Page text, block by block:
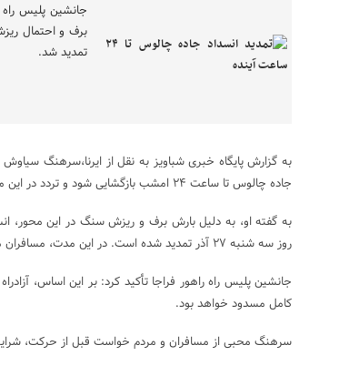
جانشین پلیس راه
تمدید شد.
به گزارش پایگاه خبری شباویز به نقل از ایرنا،سرهنگ
جاده چالوس تا ساعت ۲۴ امشب بازگشایی شود و تردد در این محور امکان‌پذیر باشد.
روز سه شنبه ۲۷ آذر تمدید شده است. در این مدت، مسافران می‌توانند از مسیرهای جایگزین استفاده کنند.
کامل مسدود خواهد بود.
سرهنگ محبی از مسافران و مردم خواست قبل از حرکت، شرایط